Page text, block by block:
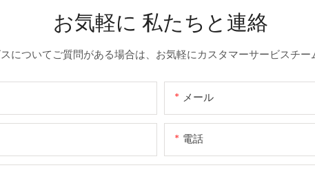
お気軽に 私たちと連絡
についてご質問がある場合は、お気軽にカスタマーサービスチー
メール
電話